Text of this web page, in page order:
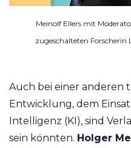
Meinolf Ellers mit
zugeschalteten Forscherin
Auch bei einer anderen
Entwicklung, dem
Intelligenz (KI), sind
sein könnten. Holger